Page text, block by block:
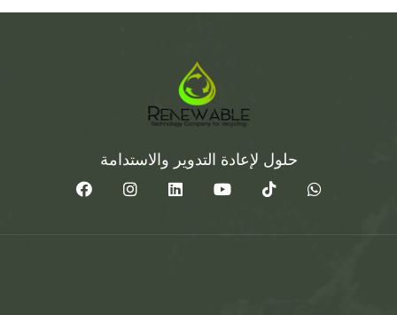
حلول لإعادة التدوير والاستدامة